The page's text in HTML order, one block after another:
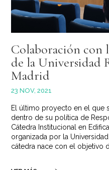
Colaboración con
de la Universidad
Madrid
23 NOV, 2021
El último proyecto en el que
dentro de su política de
Cátedra Institucional en
organizada por la
cátedra nace con el objetivo